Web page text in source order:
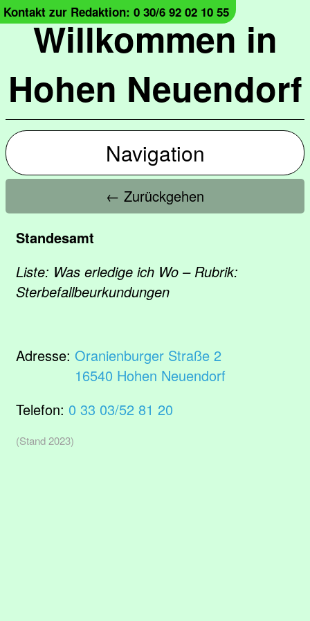
Willkommen in
Hohen Neuendorf
Kontakt zur Redaktion: 0 30/6 92 02 10 55
Navigation
← Zurückgehen
Standesamt
Liste: Was erledige ich Wo – Rubrik:
Sterbefallbeurkundungen
Adresse: Oranienburger Straße 2
16540 Hohen Neuendorf
Telefon: 0 33 03/52 81 20
(Stand 2023)